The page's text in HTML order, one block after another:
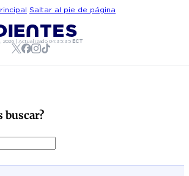
Saltar al pie de página
2026 |Actualizado04:35:35 ECT
buscar?